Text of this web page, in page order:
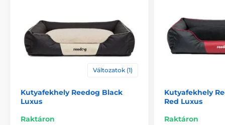
Változatok (1)
Kutyafekhely Reedog Black
Luxus
Raktáron
Kutyafekhely
Red Luxus
Raktáron